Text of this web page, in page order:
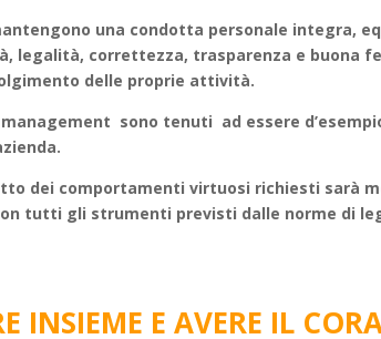
una condotta personale integra,
legalità, correttezza, trasparenza e
delle proprie attività.
sono tenuti ad essere
dei comportamenti virtuosi richiesti sarà
tutti gli strumenti previsti dalle norme di
INSIEME E AVERE IL